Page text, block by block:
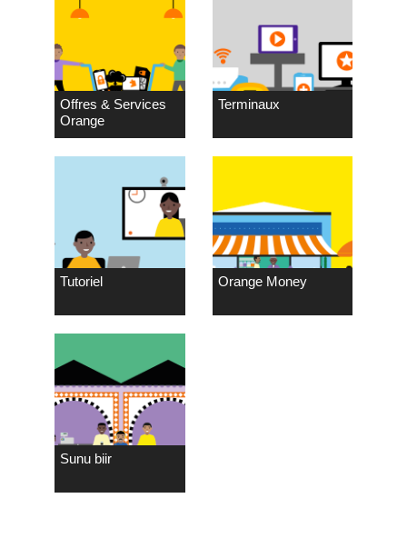
Offres & Services
Orange
Terminaux
Tutoriel Orange Money
Sunu biir